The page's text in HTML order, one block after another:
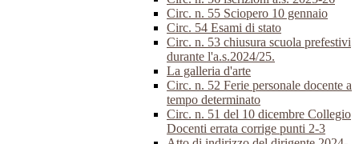
Circ. n. 55 Sciopero 10 gennaio
Circ. 54 Esami di stato
Circ. n. 53 chiusura scuola prefestivi
durante l'a.s.2024/25.
La galleria d'arte
Circ. n. 52 Ferie personale docente a
tempo determinato
Circ. n. 51 del 10 dicembre Collegio
Docenti errata corrige punti 2-3